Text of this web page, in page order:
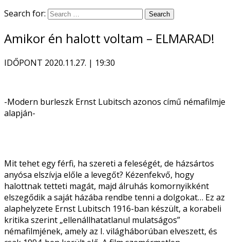
Search for:
Amikor én halott voltam – ELMARAD!
IDŐPONT 2020.11.27. | 19:30
-Modern burleszk Ernst Lubitsch azonos című némafilmje
alapján-
Mit tehet egy férfi, ha szereti a feleségét, de házsártos
anyósa elszívja előle a levegőt? Kézenfekvő, hogy
halottnak tetteti magát, majd álruhás komornyikként
elszegődik a saját házába rendbe tenni a dolgokat… Ez az
alaphelyzete Ernst Lubitsch 1916-ban készült, a korabeli
kritika szerint „ellenállhatatlanul mulatságos”
némafilmjének, amely az I. világháborúban elveszett, és